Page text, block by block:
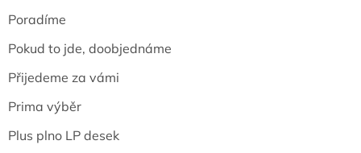
Poradíme
Pokud to jde, doobjednáme
Přijedeme za vámi
Prima výběr
Plus plno LP desek